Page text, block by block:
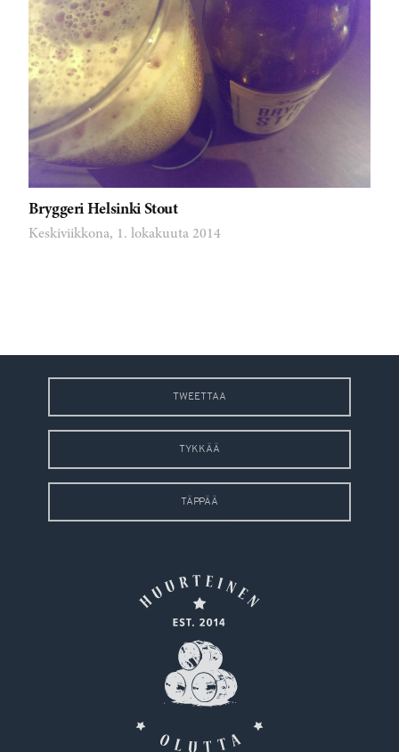
Bryggeri Helsinki Stout
Keskiviikkona, 1. lokakuuta 2014
TWEETTAA
TYKKÄÄ
TÄPPÄÄ